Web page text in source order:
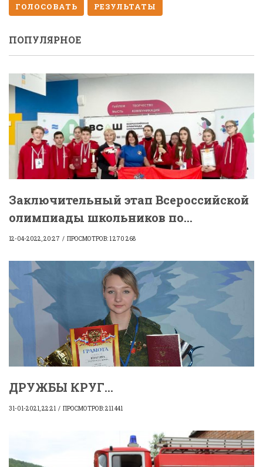
ГОЛОСОВАТЬ РЕЗУЛЬТАТЫ
ПОПУЛЯРНОЕ
Заключительный этап Всероссийской
олимпиады школьников по...
12-04-2022, 20:27 ПРОСМОТРОВ: 1 270 268
ДРУЖБЫ КРУГ...
31-01-2021, 22:21 ПРОСМОТРОВ: 211 441